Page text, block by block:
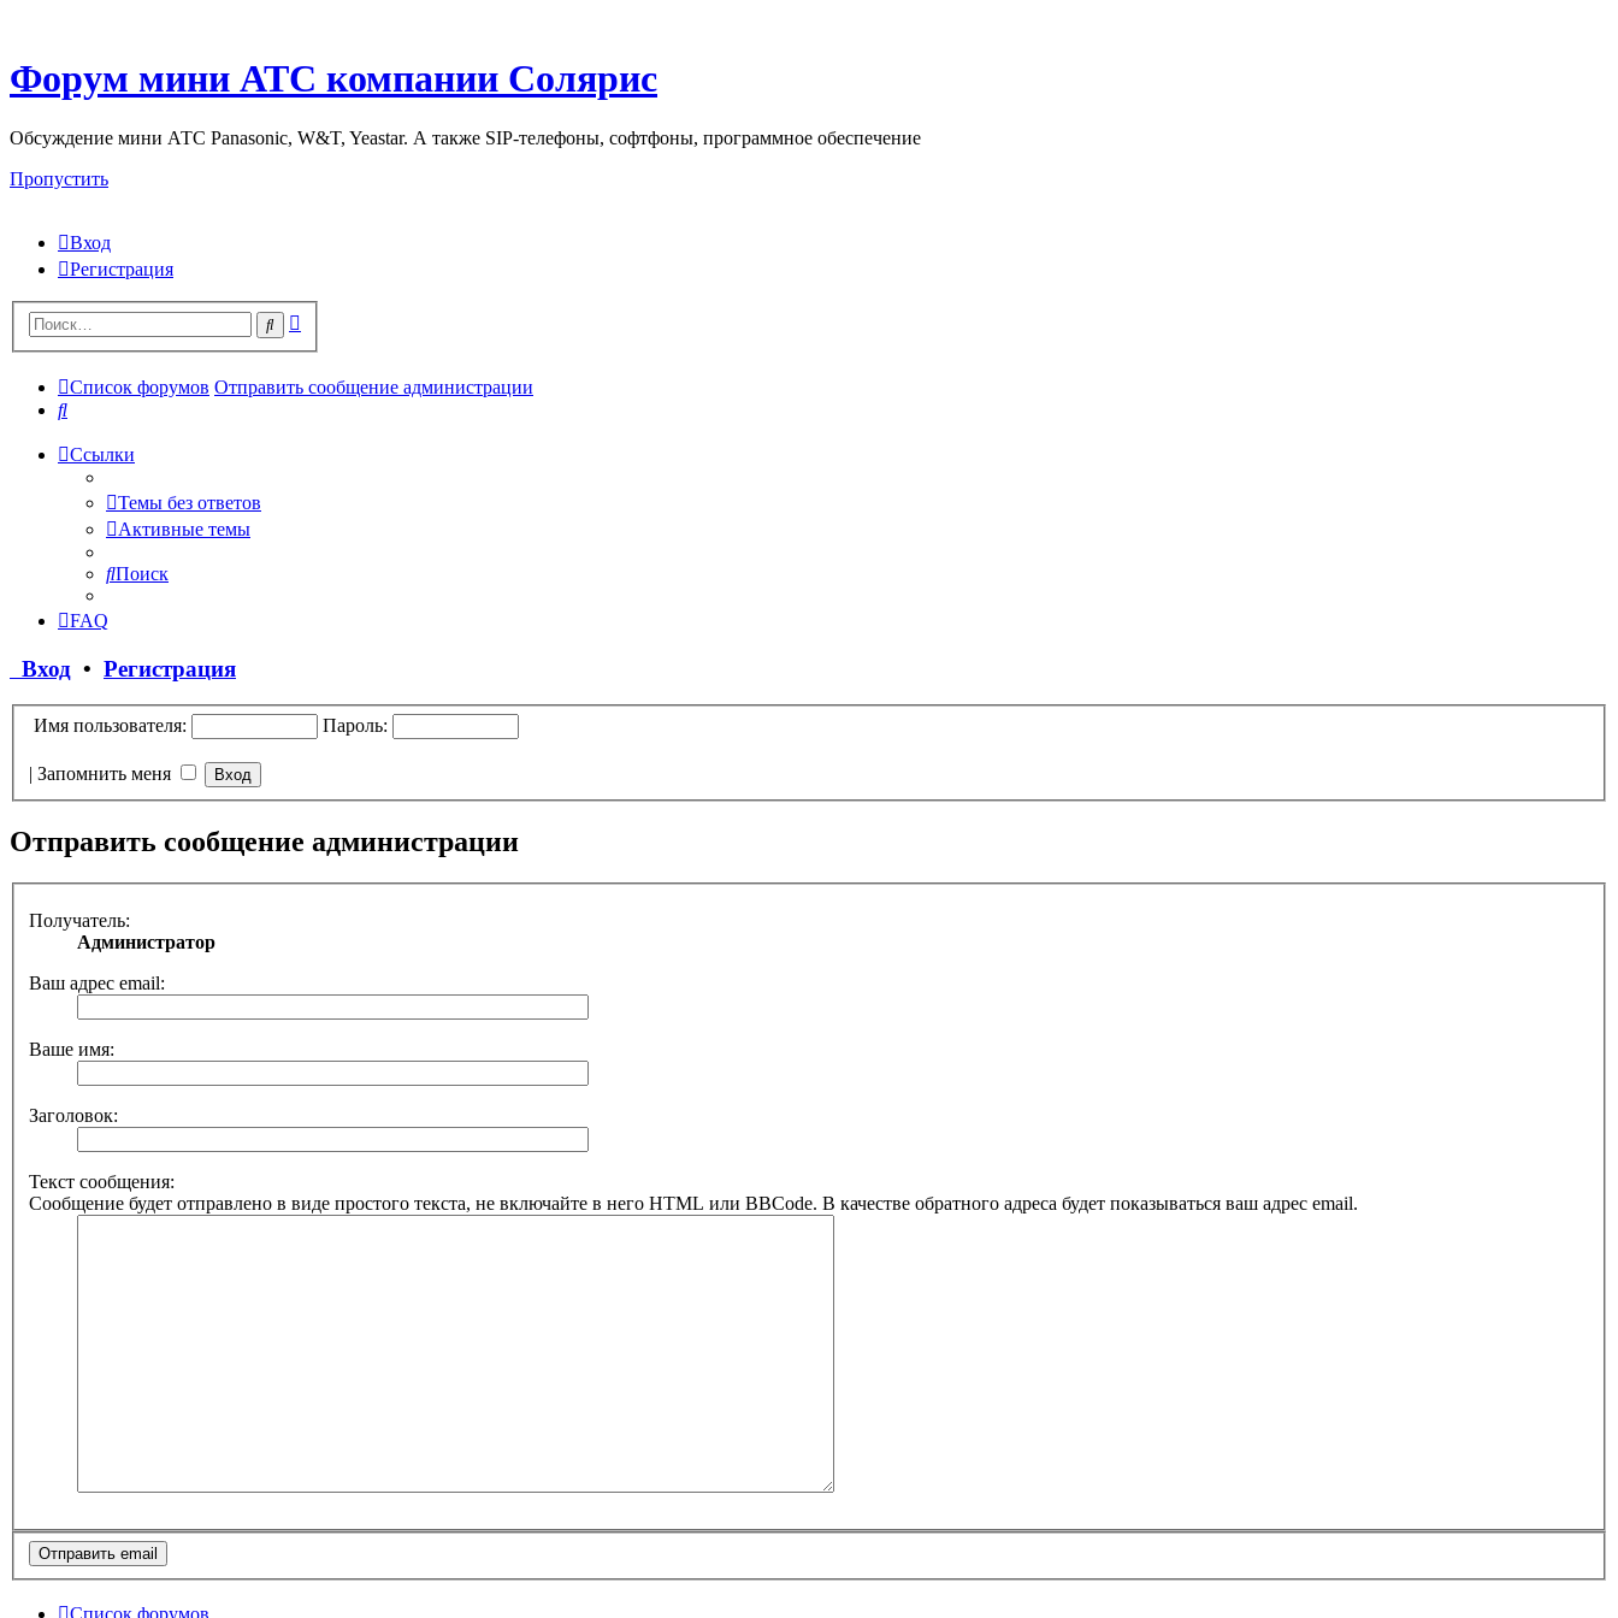
Форум мини АТС компании Солярис
Обсуждение мини АТС Panasonic, W&T, Yeastar. А также SIP-телефоны, софтфоны, программное обеспечение
Пропустить
Вход
Регистрация
Поиск
Список форумов Отправить сообщение администрации
Поиск
Ссылки
Темы без ответов
Активные темы
Поиск
FAQ
Вход • Регистрация
Имя пользователя: Пароль:
| Запомнить меня
Отправить сообщение администрации
Получатель:
Администратор
Ваш адрес email:
Ваше имя:
Заголовок:
Текст сообщения:
Сообщение будет отправлено в виде простого текста, не включайте в него HTML или BBCode. В качестве обратного адреса будет показываться ваш адрес email.
Список форумов